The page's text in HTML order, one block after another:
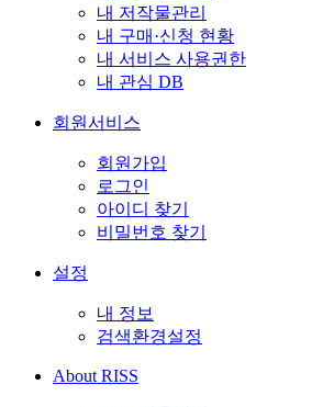
내 저작물관리
내 구매·신청 현황
내 서비스 사용권한
내 관심 DB
회원서비스
회원가입
로그인
아이디 찾기
비밀번호 찾기
설정
내 정보
검색환경설정
About RISS